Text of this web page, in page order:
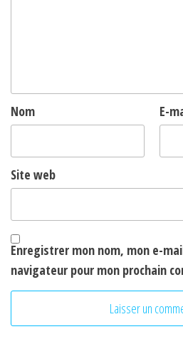
Nom E-
Site web
Enregistrer mon nom, mon e-
navigateur pour mon prochain